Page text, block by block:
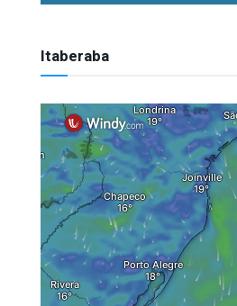
Itaberaba